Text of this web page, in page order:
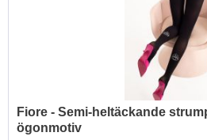
Fiore - Semi-heltäckande
ögonmotiv